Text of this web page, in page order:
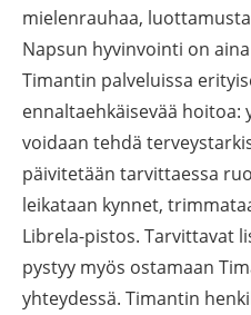
mielenrauhaa,
Napsun hyvinvointi on
Timantin palveluissa
ennaltaehkäisevää hoitoa:
voidaan tehdä
päivitetään tarvittaessa
leikataan kynnet,
Librela-pistos. Tarvittavat
pystyy myös ostamaan
yhteydessä. Timantin